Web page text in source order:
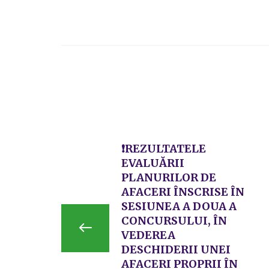
❗REZULTATELE
EVALUĂRII
PLANURILOR DE
AFACERI ÎNSCRISE ÎN
SESIUNEA A DOUA A
CONCURSULUI, ÎN
VEDEREA
DESCHIDERII UNEI
AFACERI PROPRII ÎN